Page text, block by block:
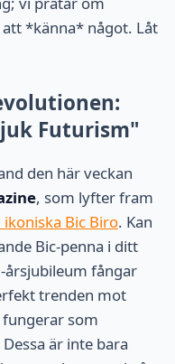
*känna* något. Låt
Futurism"
den här veckan
, som lyfter fram
Bic Biro. Kan
Bic-penna i ditt
årsjubileum fångar
trenden mot
som
är inte bara